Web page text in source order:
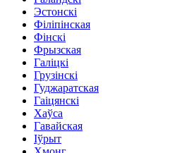
Эстонскі
Філіпінская
Фінскі
Фрызская
Галіцкі
Грузінскі
Гуджаратская
Гаіцянскі
Хаўса
Гавайская
Іўрыт